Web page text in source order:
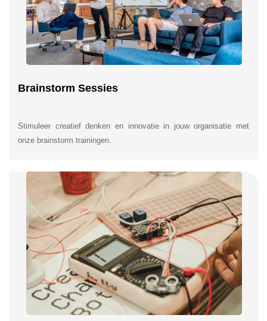
Brainstorm Sessies
Stimuleer creatief denken en innovatie in jouw organisatie met
onze brainstorm trainingen.